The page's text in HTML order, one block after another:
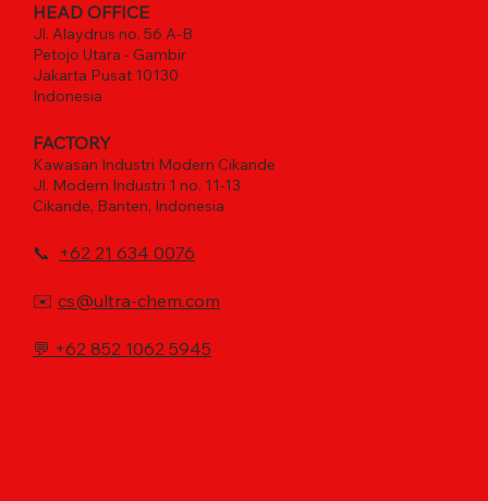
HEAD OFFICE
Jl. Alaydrus no. 56 A-B
Petojo Utara - Gambir
Jakarta Pusat 10130
Indonesia
FACTORY
Kawasan Industri Modern Cikande
Jl. Modern Industri 1 no. 11-13
Cikande, Banten, Indonesia
📞 +62 21 634 0076
✉️ cs@ultra-chem.com
💬 +62 852 1062 5945